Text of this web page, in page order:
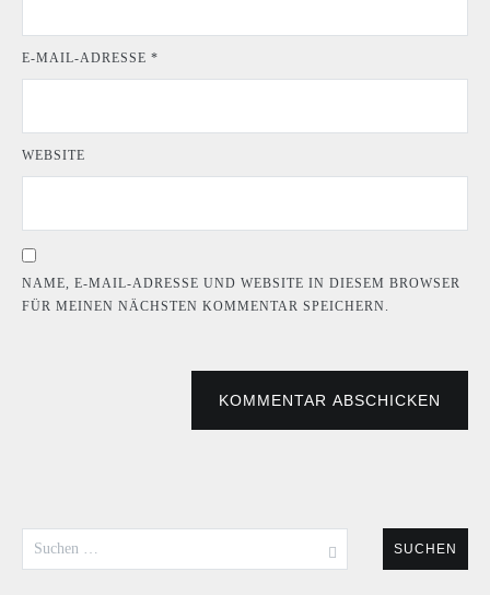
E-MAIL-ADRESSE *
WEBSITE
NAME, E-MAIL-ADRESSE UND WEBSITE IN DIESEM BROWSER
FÜR MEINEN NÄCHSTEN KOMMENTAR SPEICHERN.
KOMMENTAR ABSCHICKEN
nach: